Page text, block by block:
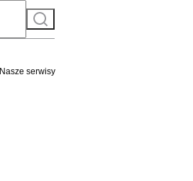
Szukaj
Nasze serwisy